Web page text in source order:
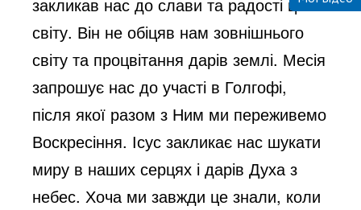
світу. Він не обіцяв нам зовнішнього
світу та процвітання дарів землі. Месія
запрошує нас до участі в Голгофі,
після якої разом з Ним ми переживемо
Воскресіння. Ісус закликає нас шукати
миру в наших серцях і дарів Духа з
небес. Хоча ми завжди це знали, коли